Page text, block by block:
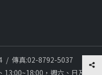
/ 傳真:02-8792-5037
，週六、日及國